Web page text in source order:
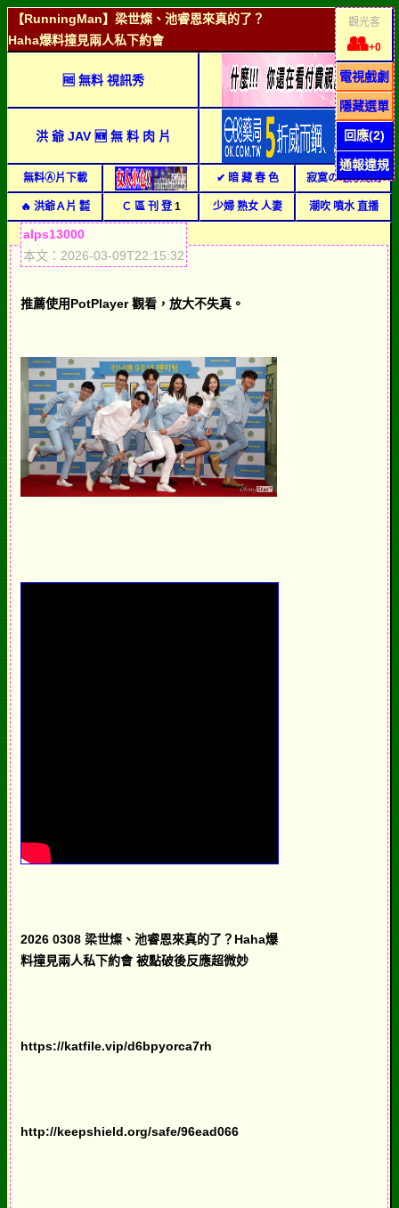
觀光客
👥+0
電視戲劇
隱藏選單
回應(2)
通報違規
【RunningMan】梁世燦、池睿恩來真的了？
Haha爆料撞見兩人私下約會
🆓 無料 視訊秀
洪 爺 JAV 🆕 無 料 肉 片
無料Ⓐ片下載 ✔ 暗 藏 春 色 寂寞の地方媽媽
🔥 洪爺Ａ片 ㍿ Ｃ 區 刊 登1 少婦 熟女 人妻 潮吹 噴水 直播
alps13000
本文：2026-03-09T22:15:32
推薦使用PotPlayer 觀看，放大不失真。
2026 0308 梁世燦、池睿恩來真的了？Haha爆
料撞見兩人私下約會 被點破後反應超微妙
https://katfile.vip/d6bpyorca7rh
http://keepshield.org/safe/96ead066